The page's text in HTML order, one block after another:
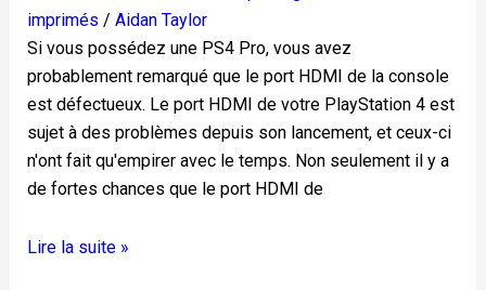
imprimés / Aidan Taylor
Si vous possédez une PS4 Pro, vous avez
probablement remarqué que le port HDMI de la console
est défectueux. Le port HDMI de votre PlayStation 4 est
sujet à des problèmes depuis son lancement, et ceux-ci
n'ont fait qu'empirer avec le temps. Non seulement il y a
de fortes chances que le port HDMI de
Lire la suite »